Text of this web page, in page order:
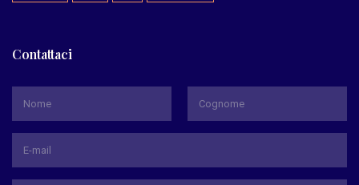
Contattaci